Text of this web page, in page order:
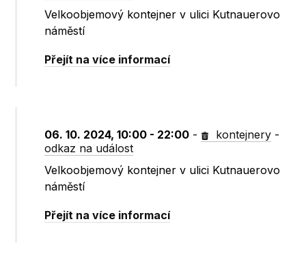
Velkoobjemový kontejner v ulici Kutnauerovo
náměstí
Přejít na více informací
06. 10. 2024, 10:00 - 22:00 - kontejnery -
odkaz na událost
Velkoobjemový kontejner v ulici Kutnauerovo
náměstí
Přejít na více informací